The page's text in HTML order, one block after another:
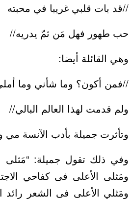
//قد بات قلبي غريبا في محبته
حب طهور فهل مَن ثمّ يدريه//
وهي القائلة أيضا:
//فمن أكون؟ وما شأني وما
ولم قدمت لهذا العالم البالي//
وتأثرت جميلة بأدب الآنسة مي
وفي ذلك تقول جميلة: “مَثلى
ومَثلى الأعلى فى كفاحي
ومَثلي الأعلى فى الشعر